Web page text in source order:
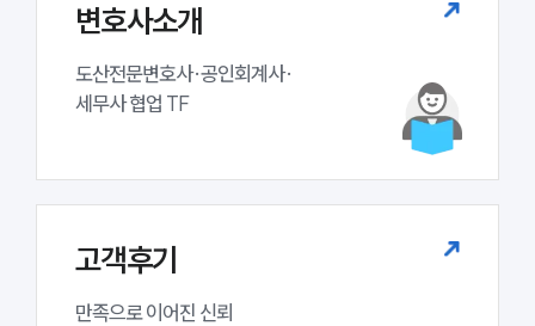
변호사소개
도산전문변호사·공인회계사·
세무사 협업 TF
고객후기
만족으로 이어진 신뢰